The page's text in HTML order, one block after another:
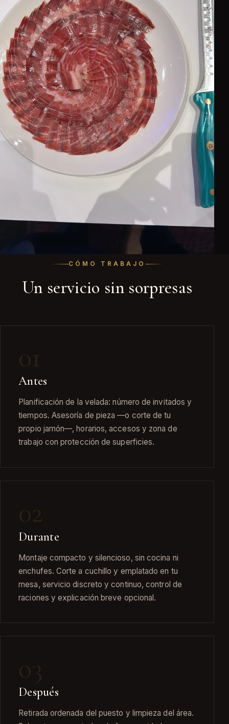
CÓMO TRABAJO
Un servicio sin sorpresas
Antes
Planificación de la velada: número de invitados y
tiempos. Asesoría de pieza —o corte de tu
propio jamón—, horarios, accesos y zona de
trabajo con protección de superficies.
Durante
Montaje compacto y silencioso, sin cocina ni
enchufes. Corte a cuchillo y emplatado en tu
mesa, servicio discreto y continuo, control de
raciones y explicación breve opcional.
Después
Retirada ordenada del puesto y limpieza del área.